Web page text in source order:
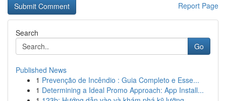
Report Page
Search
Go
Published News
1 Prevenção de Incêndio : Guia Completo e Esse...
1 Determining a Ideal Promo Approach: App Install...